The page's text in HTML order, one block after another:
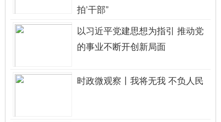
拍’干部”
以习近平党建思想为指引 推动党
的事业不断开创新局面
时政微观察丨我将无我 不负人民